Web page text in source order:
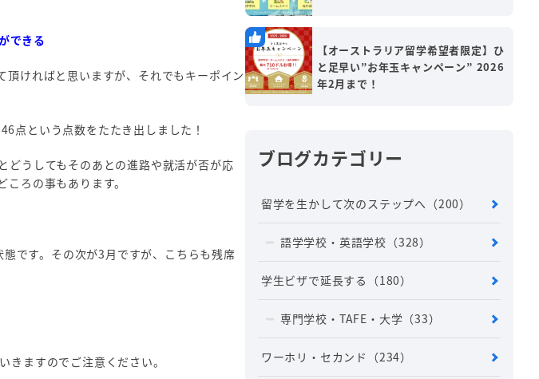
できる
ければと思いますが、それでもキーポイン
点という点数をたたき出しました！
どうしてもそのあとの進路や就活が否が応
ろの事もあります。
です。その次が3月ですが、こちらも残席
ますのでご注意ください。
【オーストラリア留学希望者限定】ひ
と足早い”お年玉キャンペーン” 2026
年2月まで！
ブログカテゴリー
留学を生かして次のステップへ （200）
語学学校・英語学校 （328）
学生ビザで延長する （180）
専門学校・TAFE・大学 （33）
ワーホリ・セカンド （234）